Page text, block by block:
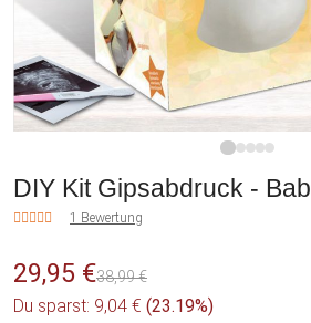
DIY Kit Gipsabdruck -
1 Bewertung
29,95 €38,99 €
Du sparst: 9,04 € (23.19%)